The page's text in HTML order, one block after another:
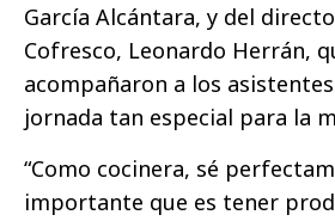
García Alcántara, y del
Cofresco, Leonardo Herrán,
acompañaron a los
jornada tan especial para la
“Como cocinera, sé
importante que es tener